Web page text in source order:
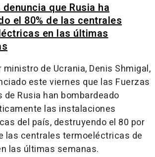
denuncia que Rusia ha
el 80% de las centrales
en las últimas
ministro de Ucrania, Denis Shmigal,
este viernes que las Fuerzas
de Rusia han bombardeado
las instalaciones
del país, destruyendo el 80 por
las centrales termoeléctricas de
las últimas semanas.